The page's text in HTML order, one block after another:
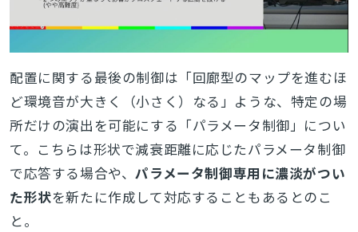
配置に関する最後の制御は「回廊型のマップを進むほ
ど環境音が大きく（小さく）なる」ような、特定の場
所だけの演出を可能にする「パラメータ制御」につい
て。こちらは形状で減衰距離に応じたパラメータ制御
で応答する場合や、パラメータ制御専用に濃淡がつい
た形状を新たに作成して対応することもあるとのこ
と。